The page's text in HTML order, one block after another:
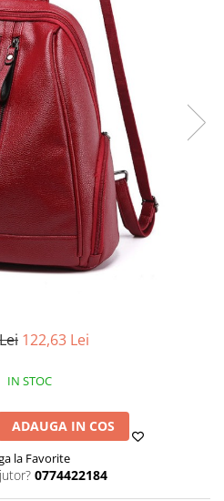
122,63 Lei
IN STOC
ADAUGA IN COS
la Favorite
0774422184